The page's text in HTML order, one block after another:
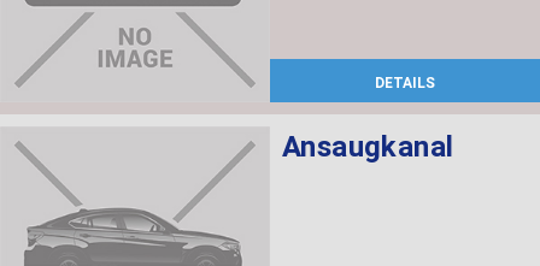
DETAILS
Ansaugkanal